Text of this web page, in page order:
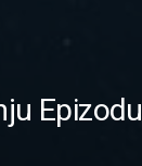
Epizodu